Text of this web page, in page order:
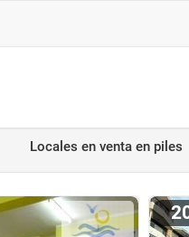
Locales en ventaen piles